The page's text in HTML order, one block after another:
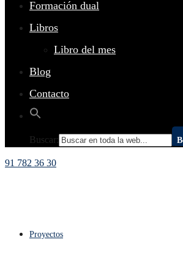
Formación dual
Libros
Libro del mes
Blog
Contacto
Buscar:
91 782 36 30
Proyectos